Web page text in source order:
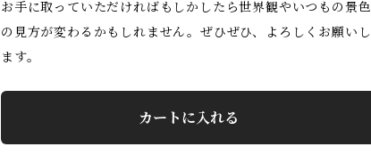
お手に取っていただければもしかしたら世界観やいつもの景色
の見方が変わるかもしれません。ぜひぜひ、よろしくお願いし
ます。
カートに入れる